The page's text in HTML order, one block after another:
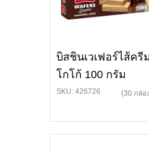
บิสชินเวเฟอร์ไส้ครี
โกโก้ 100 กรัม
SKU: 426726 (30 กล่อ